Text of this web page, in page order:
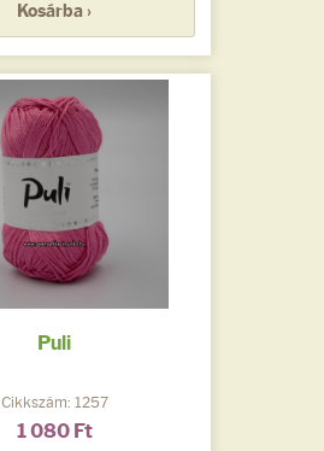
Kosárba ›
Puli
Cikkszám: 1257
1 080 Ft